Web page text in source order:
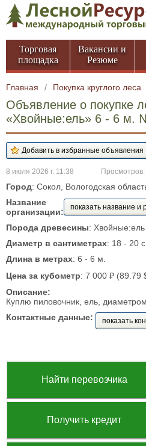
Торговая
площадка
Вакансии и
Резюме
Главная / Покупка круглого леса
Объявление о покупке
«Хвойные:ель» 6 - 6 м.
8 июля 2026 г. 11:38 Просмотров:
Город: Сокол, Вологодская
Название
организации:
показать название и
Порода древесины: Хвойные:ель
Диаметр в сантиметрах: 18 - 20
Длина в метрах: 6 - 6 м.
Цена за кубометр: 7 000 ₽ (89.79
Описание:
Куплю пиловочник, ель,
Контактные данные:
показать
Найти перевозчика
Получить кредит